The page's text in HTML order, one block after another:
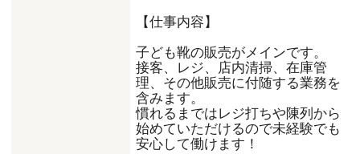
【仕事内容】
子ども靴の販売がメインです。
接客、レジ、店内清掃、在庫管
理、その他販売に付随する業務を
含みます。
慣れるまではレジ打ちや陳列から
始めていただけるので未経験でも
安心して働けます！